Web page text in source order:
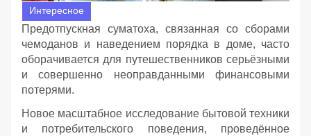
Интересное
Предотпускная суматоха, связанная со сборами
чемоданов и наведением порядка в доме, часто
оборачивается для путешественников серьёзными
и совершенно неоправданными финансовыми
потерями.
Новое масштабное исследование бытовой техники
и потребительского поведения, проведённое